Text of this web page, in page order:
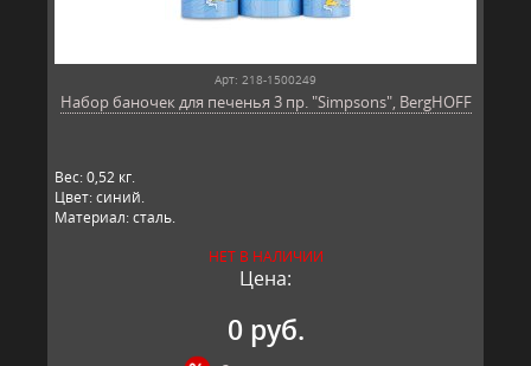
Арт: 218-1500249
Набор баночек для печенья 3 пр. "Simpsons", BergHOFF
Вес: 0,52 кг.
Цвет: синий.
Материал: сталь.
НЕТ В НАЛИЧИИ
Цена:
0 руб.